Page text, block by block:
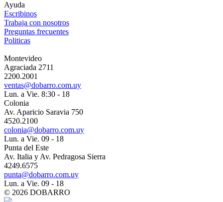
Ayuda
Escribinos
Trabaja con nosotros
Preguntas frecuentes
Politicas
Montevideo
Agraciada 2711
2200.2001
ventas@dobarro.com.uy
Lun. a Vie. 8:30 - 18
Colonia
Av. Aparicio Saravia 750
4520.2100
colonia@dobarro.com.uy
Lun. a Vie. 09 - 18
Punta del Este
Av. Italia y Av. Pedragosa Sierra
4249.6575
punta@dobarro.com.uy
Lun. a Vie. 09 - 18
© 2026 DOBARRO